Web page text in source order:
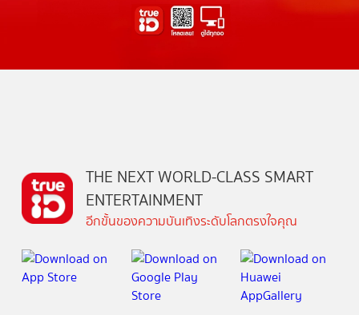
THE NEXT WORLD-CLASS SMART
ENTERTAINMENT
อีกขั้นของความบันเทิงระดับโลกตรงใจคุณ